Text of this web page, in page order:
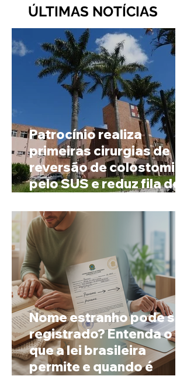
ÚLTIMAS NOTÍCIAS
Patrocínio realiza
primeiras cirurgias de
reversão de colostomia
pelo SUS e reduz fila de
Nome estranho pode ser
registrado? Entenda o
que a lei brasileira
permite e quando é